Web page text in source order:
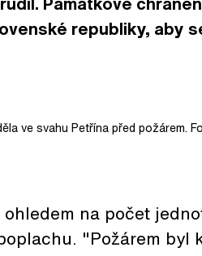
republiky, aby
ve svahu Petřína před požárem.
ohledem na počet
"Požárem byl